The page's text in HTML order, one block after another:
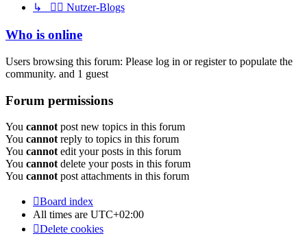
↳ ✍🏽 Nutzer-Blogs
Who is online
Users browsing this forum: Please log in or register to populate the
community. and 1 guest
Forum permissions
You cannot post new topics in this forum
You cannot reply to topics in this forum
You cannot edit your posts in this forum
You cannot delete your posts in this forum
You cannot post attachments in this forum
Board index
All times are UTC+02:00
Delete cookies